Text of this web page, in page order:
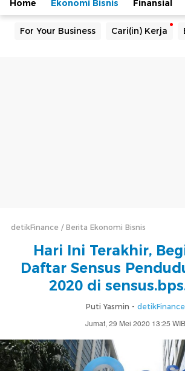
Home Ekonomi Bisnis Finansial
For Your Business Cari(in) Kerja
detikFinance Berita Ekonomi Bisnis
Hari Ini Terakhir,
Daftar Sensus
2020 di
Puti Yasmin - detikFinance
Jumat, 29 Mei 2020 13:25 WIB